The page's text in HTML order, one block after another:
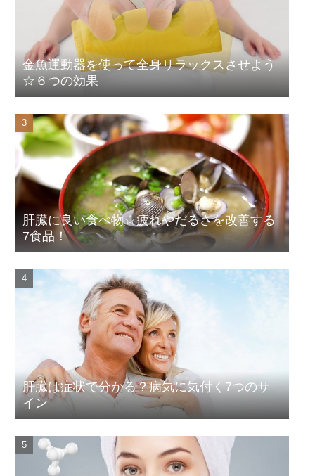
金魚運動器を使って全身リラックスさせよう
☆６つの効果
肝臓に良い食べ物☆疲れやだるさを改善する
7食品！
肝臓は症状で分かる？病気に気付く7つのサ
イン